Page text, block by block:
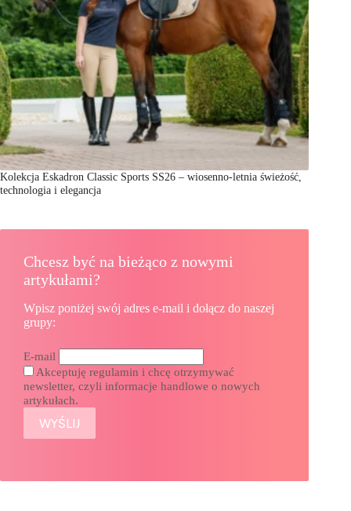
Kolekcja Eskadron Classic Sports SS26 – wiosenno-letnia świeżość,
technologia i elegancja
Chcesz być na bieżąco z nowymi
artykułami?
Wpisz poniżej swój adres e-mail i dołącz do naszej
grupy:
E-mail
Akceptuję regulamin i chcę otrzymywać
newsletter, czyli informacje handlowe o nowych
artykułach.